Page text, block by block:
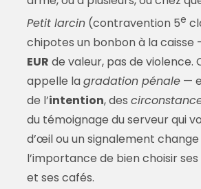
Petit larcin(contravention 5e
chipotes un bonbon à la caisse
EUR de valeur, pas de violence.
appelle lagradation pénale—
de l’intention, des
du témoignage du serveur qui
d’œil ou un signalement change
l’importance de bien choisir
et ses cafés.